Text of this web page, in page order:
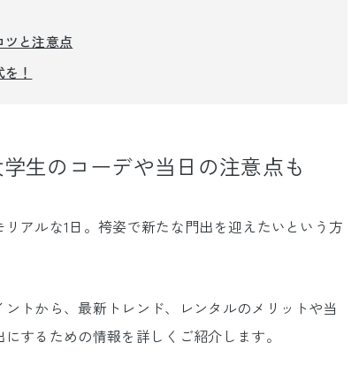
と注意点
！
生のコーデや当日の注意点も
アルな1日。袴姿で新たな門出を迎えたいという方
トから、最新トレンド、レンタルのメリットや当
するための情報を詳しくご紹介します。